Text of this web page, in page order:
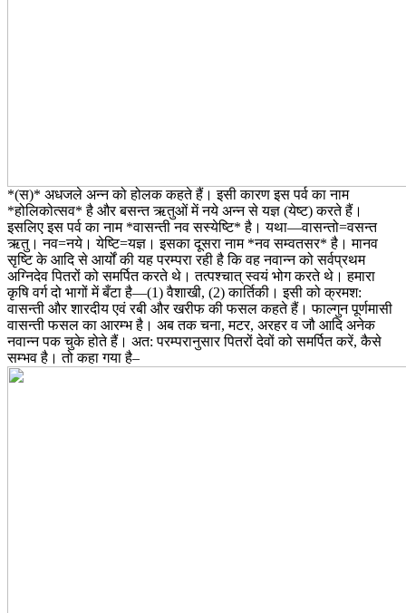
*(स)* अधजले अन्न को होलक कहते हैं। इसी कारण इस पर्व का नाम
*होलिकोत्सव* है और बसन्त ऋतुओं में नये अन्न से यज्ञ (येष्ट) करते हैं।
इसलिए इस पर्व का नाम *वासन्ती नव सस्येष्टि* है। यथा―वासन्तो=वसन्त
ऋतु। नव=नये। येष्टि=यज्ञ। इसका दूसरा नाम *नव सम्वतसर* है। मानव
सृष्टि के आदि से आर्यों की यह परम्परा रही है कि वह नवान्न को सर्वप्रथम
अग्निदेव पितरों को समर्पित करते थे। तत्पश्चात् स्वयं भोग करते थे। हमारा
कृषि वर्ग दो भागों में बँटा है―(1) वैशाखी, (2) कार्तिकी। इसी को क्रमश:
वासन्ती और शारदीय एवं रबी और खरीफ की फसल कहते हैं। फाल्गुन पूर्णमासी
वासन्ती फसल का आरम्भ है। अब तक चना, मटर, अरहर व जौ आदि अनेक
नवान्न पक चुके होते हैं। अत: परम्परानुसार पितरों देवों को समर्पित करें, कैसे
सम्भव है। तो कहा गया है–